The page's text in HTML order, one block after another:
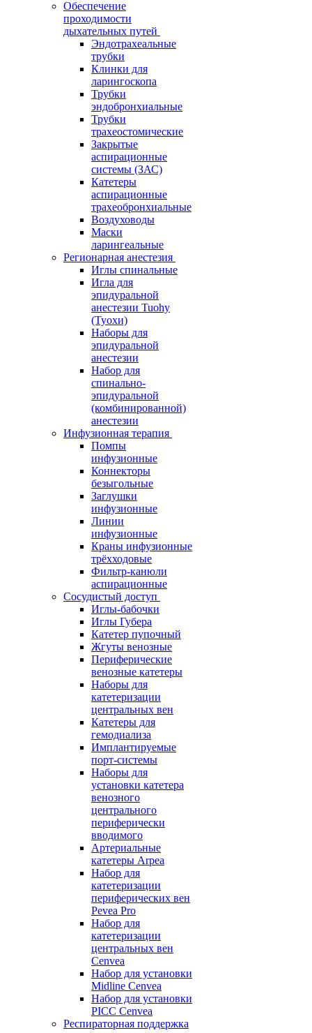
Обеспечение
проходимости
дыхательных путей
Эндотрахеальные
трубки
Клинки для
ларингоскопа
Трубки
эндобронхиальные
Трубки
трахеостомические
Закрытые
аспирационные
системы (ЗАС)
Катетеры
аспирационные
трахеобронхиальные
Воздуховоды
Маски
ларингеальные
Регионарная анестезия
Иглы спинальные
Игла для
эпидуральной
анестезии Tuohy
(Туохи)
Наборы для
эпидуральной
анестезии
Набор для
спинально-
эпидуральной
(комбинированной)
анестезии
Инфузионная терапия
Помпы
инфузионные
Коннекторы
безыгольные
Заглушки
инфузионные
Линии
инфузионные
Краны инфузионные
трёхходовые
Фильтр-канюли
аспирационные
Сосудистый доступ
Иглы-бабочки
Иглы Губера
Катетер пупочный
Жгуты венозные
Периферические
венозные катетеры
Наборы для
катетеризации
центральных вен
Катетеры для
гемодиализа
Имплантируемые
порт‑системы
Наборы для
установки катетера
венозного
центрального
периферически
вводимого
Артериальные
катетеры Arpea
Набор для
катетеризации
периферических вен
Pevea Pro
Набор для
катетеризации
центральных вен
Cenvea
Набор для установки
Midline Cenvea
Набор для установки
PICC Cenvea
Респираторная поддержка